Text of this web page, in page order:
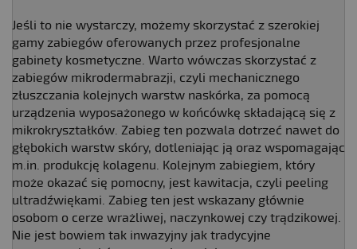
Jeśli to nie wystarczy, możemy skorzystać z szerokiej
gamy zabiegów oferowanych przez profesjonalne
gabinety kosmetyczne. Warto wówczas skorzystać z
zabiegów mikrodermabrazji, czyli mechanicznego
złuszczania kolejnych warstw naskórka, za pomocą
urządzenia wyposażonego w końcówkę składającą się z
mikrokryształków. Zabieg ten pozwala dotrzeć nawet do
głębokich warstw skóry, dotleniając ją oraz wspomagając
m.in. produkcję kolagenu. Kolejnym zabiegiem, który
może okazać się pomocny, jest kawitacja, czyli peeling
ultradźwiękami. Zabieg ten jest wskazany głównie
osobom o cerze wrażliwej, naczynkowej czy trądzikowej.
Nie jest bowiem tak inwazyjny jak tradycyjne